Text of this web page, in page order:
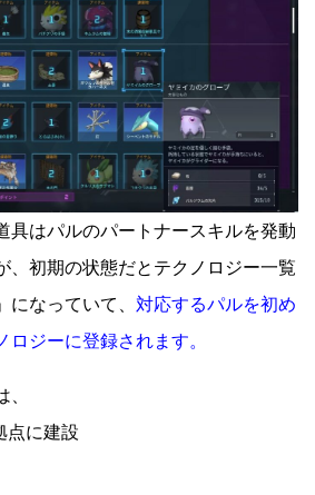
具はパルのパートナースキルを発動
、初期の状態だとテクノロジー一覧
になっていて、 対応するパルを初め
ジーに登録されます。
点に建設